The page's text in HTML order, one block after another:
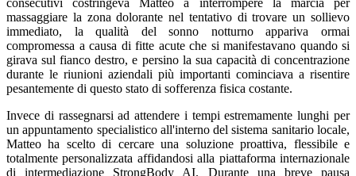
massaggiare la zona dolorante nel tentativo di trovare un sollievo
immediato, la qualità del sonno notturno appariva ormai
compromessa a causa di fitte acute che si manifestavano quando si
girava sul fianco destro, e persino la sua capacità di concentrazione
durante le riunioni aziendali più importanti cominciava a risentire
pesantemente di questo stato di sofferenza fisica costante.
Invece di rassegnarsi ad attendere i tempi estremamente lunghi per
un appuntamento specialistico all'interno del sistema sanitario locale,
Matteo ha scelto di cercare una soluzione proattiva, flessibile e
totalmente personalizzata affidandosi alla piattaforma internazionale
di intermediazione StrongBody AI. Durante una breve pausa